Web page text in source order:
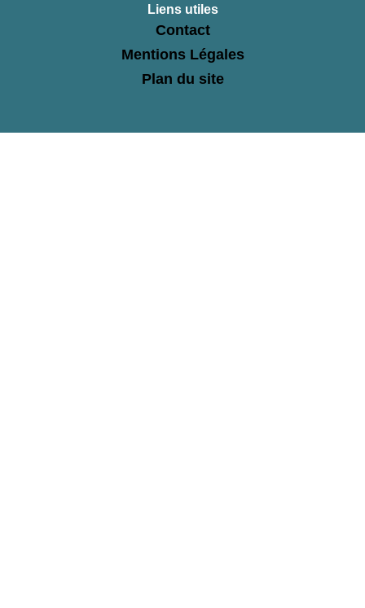
Liens utiles
Contact
Mentions Légales
Plan du site